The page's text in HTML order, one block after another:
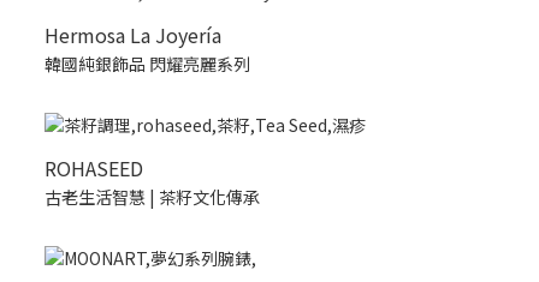
Hermosa La Joyería
韓國純銀飾品 閃耀亮麗系列
ROHASEED
古老生活智慧 | 茶籽文化傳承